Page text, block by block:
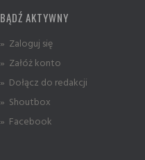
BĄDŹ AKTYWNY
» Zaloguj się
» Załóż konto
» Dołącz do redakcji
» Shoutbox
» Facebook